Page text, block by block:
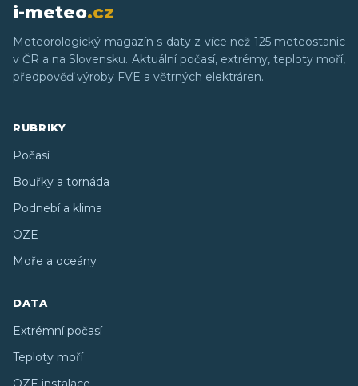
i-meteo.cz
Meteorologický magazín s daty z více než 125 meteostanic
v ČR a na Slovensku. Aktuální počasí, extrémy, teploty moří,
předpověď výroby FVE a větrných elektráren.
RUBRIKY
Počasí
Bouřky a tornáda
Podnebí a klima
OZE
Moře a oceány
DATA
Extrémní počasí
Teploty moří